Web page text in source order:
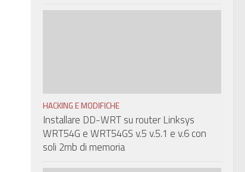
HACKING E MODIFICHE
Installare DD-WRT su router Linksys
WRT54G e WRT54GS v.5 v.5.1 e v.6 con
soli 2mb di memoria